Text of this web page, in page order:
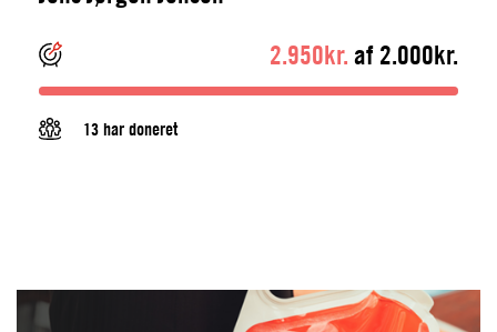
2.950kr. af 2.000kr.
13 har doneret